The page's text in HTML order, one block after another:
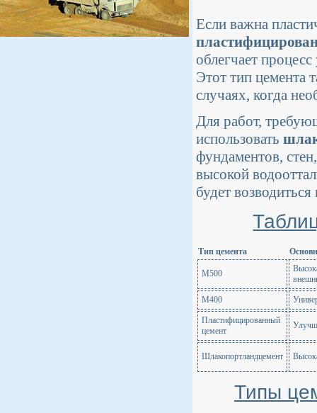
Если важна
облегчает
Этот тип цемента
случаях, когда
Для работ,
использовать
фундаментов,
высокой
будет
Тип цемента
М500
М400
Пластифицированный
цемент
Шлакопортландцемент
Типы